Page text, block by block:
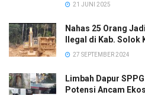
21 JUNI 2025
Nahas 25 Orang
Ilegal di Kab. Solok
27 SEPTEMBER 2024
Limbah Dapur
Potensi Ancam